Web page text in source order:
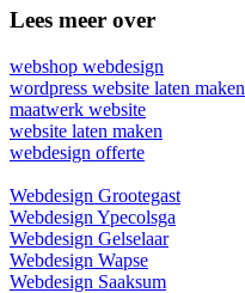
Lees meer over
webshop webdesign
wordpress website laten maken
maatwerk website
website laten maken
webdesign offerte
Webdesign Grootegast
Webdesign Ypecolsga
Webdesign Gelselaar
Webdesign Wapse
Webdesign Saaksum